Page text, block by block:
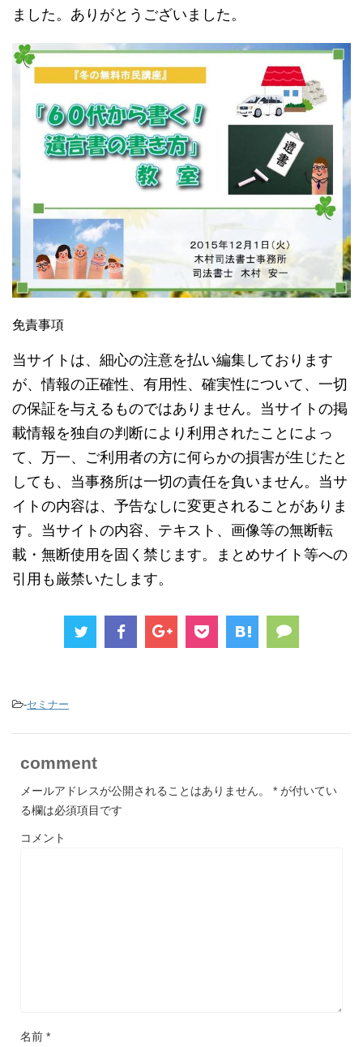
ました。ありがとうございました。
免責事項
当サイトは、細心の注意を払い編集しております
が、情報の正確性、有用性、確実性について、一切
の保証を与えるものではありません。当サイトの掲
載情報を独自の判断により利用されたことによっ
て、万一、ご利用者の方に何らかの損害が生じたと
しても、当事務所は一切の責任を負いません。当サ
イトの内容は、予告なしに変更されることがありま
す。当サイトの内容、テキスト、画像等の無断転
載・無断使用を固く禁じます。まとめサイト等への
引用も厳禁いたします。
-セミナー
comment
メールアドレスが公開されることはありません。 * が付いてい
る欄は必須項目です
コメント
名前 *